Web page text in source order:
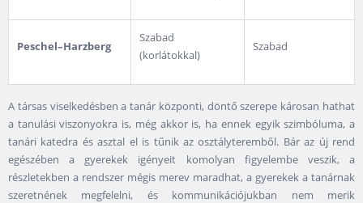
Peschel–Harzberg
Szabad
(korlátokkal)
Szabad
A társas viselkedésben a tanár központi, döntő szerepe károsan hathat
a tanulási viszonyokra is, még akkor is, ha ennek egyik szimbóluma, a
tanári katedra és asztal el is tűnik az osztályteremből. Bár az új rend
egészében a gyerekek igényeit komolyan figyelembe veszik, a
részletekben a rendszer mégis merev maradhat, a gyerekek a tanárnak
szeretnének megfelelni, és kommunikációjukban nem merik